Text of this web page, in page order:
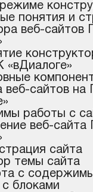
понятия и
веб-сайтов
«вДиалоге»
веб-сайтов на
работы с
веб-сайта
сайта
темы сайта
с
блоками